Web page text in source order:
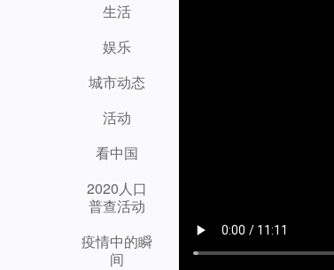
生活
娱乐
城市动态
活动
看中国
2020人口
普查活动
疫情中的瞬
间